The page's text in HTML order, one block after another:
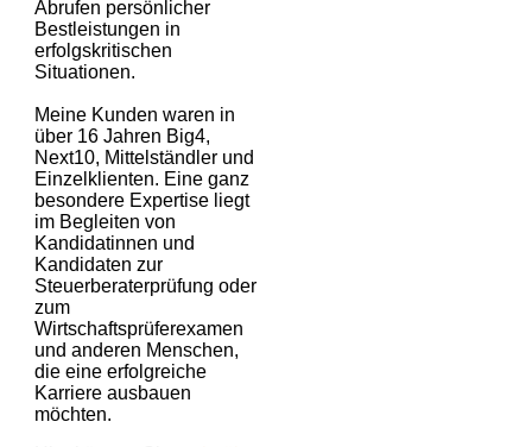
Abrufen persönlicher
Bestleistungen in
erfolgskritischen
Situationen.
Meine Kunden waren in
über 16 Jahren Big4,
Next10, Mittelständler und
Einzelklienten. Eine ganz
besondere Expertise liegt
im Begleiten von
Kandidatinnen und
Kandidaten zur
Steuerberaterprüfung oder
zum
Wirtschaftsprüferexamen
und anderen Menschen,
die eine erfolgreiche
Karriere ausbauen
möchten.